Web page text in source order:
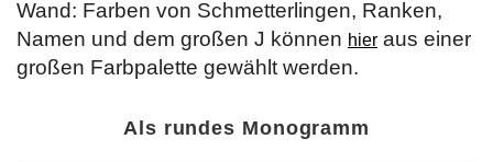
Wand: Farben von Schmetterlingen, Ranken,
Namen und dem großen J können hier aus einer
großen Farbpalette gewählt werden.
Als rundes Monogramm